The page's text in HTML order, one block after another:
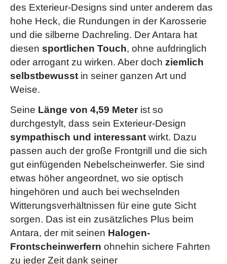
des Exterieur-Designs sind unter anderem das
hohe Heck, die Rundungen in der Karosserie
und die silberne Dachreling. Der Antara hat
diesen sportlichen Touch, ohne aufdringlich
oder arrogant zu wirken. Aber doch ziemlich
selbstbewusst in seiner ganzen Art und
Weise.
Seine Länge von 4,59 Meterist so
durchgestylt, dass sein Exterieur-Design
sympathisch und interessant wirkt. Dazu
passen auch der große Frontgrill und die sich
gut einfügenden Nebelscheinwerfer. Sie sind
etwas höher angeordnet, wo sie optisch
hingehören und auch bei wechselnden
Witterungsverhältnissen für eine gute Sicht
sorgen. Das ist ein zusätzliches Plus beim
Antara, der mit seinen Halogen-
Frontscheinwerfern ohnehin sichere Fahrten
zu jeder Zeit dank seiner